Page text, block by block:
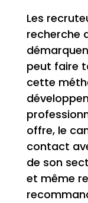
Les
recherche
peut faire
cette
offre, le
contact
de son
et même